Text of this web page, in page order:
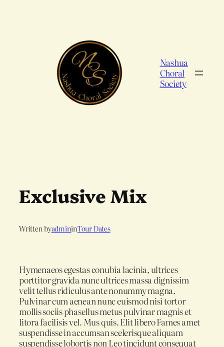
Nashua
Choral
Society
Exclusive Mix
Written byadmininTour Dates
Hymenaeos egestas conubia lacinia, ultrices
porttitor gravida nunc ultrices massa dignissim
velit tellus ridiculus ante nonummy magna.
Pulvinar cum aenean nunc euismod nisi tortor
mollis sociis phasellus metus pulvinar magnis et
litora facilisis vel. Mus quis. Elit libero Fames amet
suspendisse in accumsan scelerisque aliquam
suspendisse lobortis non Leo tincidunt consequat